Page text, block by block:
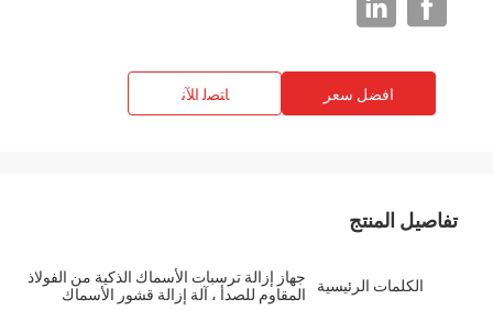
افضل سعر ﺎﺘﺼﻟ ﺍﻶﻧ
تفاصيل المنتج
الكلمات الرئيسية
جهاز إزالة ترسبات الأسماك الذكية من الفولاذ
المقاوم للصدأ ، آلة إزالة قشور الأسماك